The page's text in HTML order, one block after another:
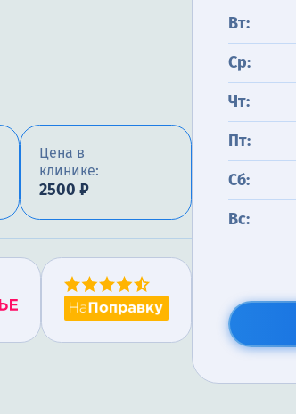
Цена в
клинике:
2500 ₽
Вт:
Ср:
Чт:
Пт:
Сб:
Вс: